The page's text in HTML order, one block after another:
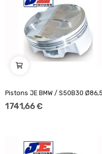
Pistons JE BMW / S50B30 Ø86,5
1 741,66 €